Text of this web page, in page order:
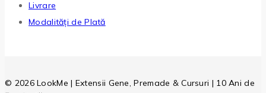
Livrare
Modalități de Plată
© 2026 LookMe | Extensii Gene, Premade & Cursuri | 10 Ani de